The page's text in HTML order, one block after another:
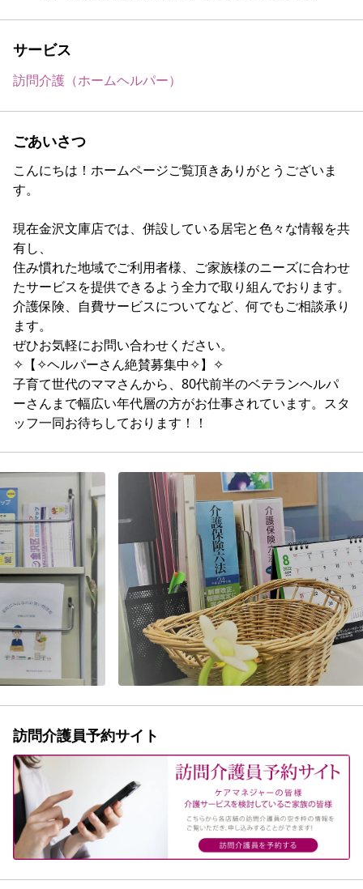
サービス
訪問介護（ホームヘルパー）
ごあいさつ
こんにちは！ホームページご覧頂きありがとうございま
す。
現在金沢文庫店では、併設している居宅と色々な情報を共
有し、
住み慣れた地域でご利用者様、ご家族様のニーズに合わせ
たサービスを提供できるよう全力で取り組んでおります。
介護保険、自費サービスについてなど、何でもご相談承り
ます。
ぜひお気軽にお問い合わせください。
✧【✧ヘルパーさん絶賛募集中✧】✧
子育て世代のママさんから、80代前半のベテランヘルパ
ーさんまで幅広い年代層の方がお仕事されています。スタ
ッフ一同お待ちしております！！
訪問介護員予約サイト